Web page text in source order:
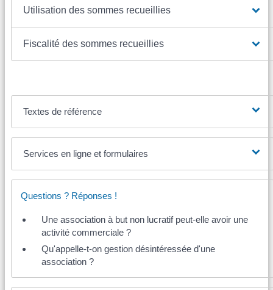
Utilisation des sommes recueillies
Fiscalité des sommes recueillies
Textes de référence
Services en ligne et formulaires
Questions ? Réponses !
Une association à but non lucratif peut-elle avoir une
activité commerciale ?
Qu'appelle-t-on gestion désintéressée d'une
association ?